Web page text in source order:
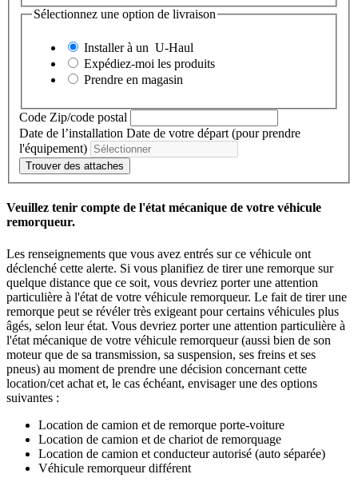
Sélectionnez une option de livraison
Installer à un U-Haul
Expédiez-moi les produits
Prendre en magasin
Code Zip/code postal
Date de l’installation Date de votre départ (pour prendre
l'équipement)
Trouver des attaches
Veuillez tenir compte de l'état mécanique de votre véhicule
remorqueur.
Les renseignements que vous avez entrés sur ce véhicule ont
déclenché cette alerte. Si vous planifiez de tirer une remorque sur
quelque distance que ce soit, vous devriez porter une attention
particulière à l'état de votre véhicule remorqueur. Le fait de tirer une
remorque peut se révéler très exigeant pour certains véhicules plus
âgés, selon leur état. Vous devriez porter une attention particulière à
l'état mécanique de votre véhicule remorqueur (aussi bien de son
moteur que de sa transmission, sa suspension, ses freins et ses
pneus) au moment de prendre une décision concernant cette
location/cet achat et, le cas échéant, envisager une des options
suivantes :
Location de camion et de remorque porte-voiture
Location de camion et de chariot de remorquage
Location de camion et conducteur autorisé (auto séparée)
Véhicule remorqueur différent